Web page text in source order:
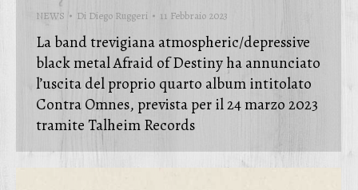
NEWS Di Diego Ruggeri 11 Febbraio 2023
La band trevigiana atmospheric/depressive
black metal Afraid of Destiny ha annunciato
l’uscita del proprio quarto album intitolato
Contra Omnes, prevista per il 24 marzo 2023
tramite Talheim Records